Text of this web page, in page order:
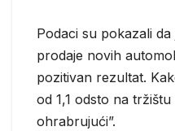
Podaci su pokazali
prodaje novih
pozitivan rezultat.
od 1,1 odsto na
ohrabrujući”.